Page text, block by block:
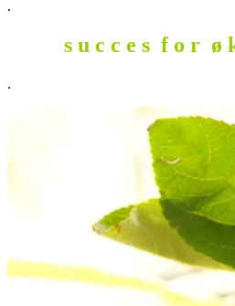
.
s u c c e s f o r ø
.